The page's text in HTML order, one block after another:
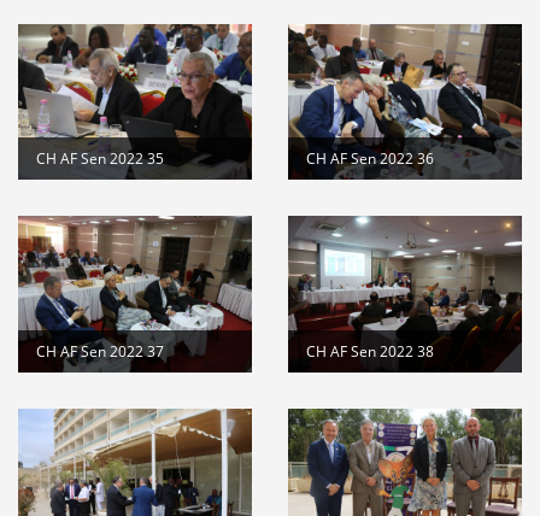
CH AF Sen 2022 35 CH AF Sen 2022 36
CH AF Sen 2022 37 CH AF Sen 2022 38